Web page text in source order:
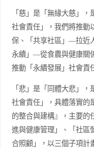
「慈」是「無緣大慈」
社會責任」，我們將推
保、「共享社區」―拉近
永續」―從食農與健康關
推動「永續發展」社會責
「悲」是「同體大悲」
社會責任」，具體落實的
的整合與建構』，主要的
進與健康管理」、「社區
合照顧」，以三個子項計